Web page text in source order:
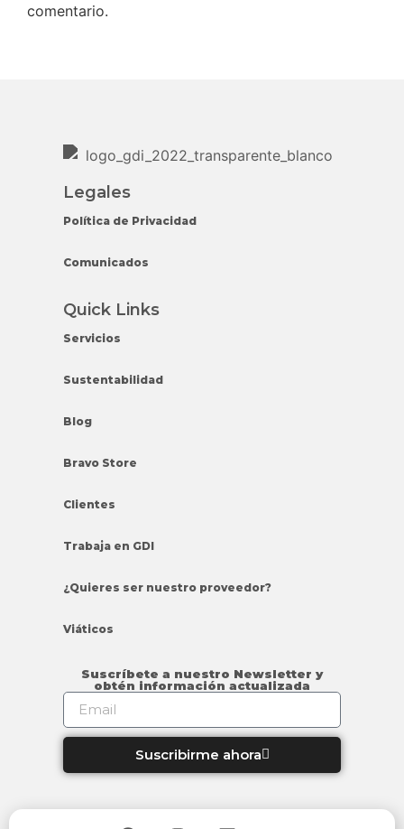
comentario.
Legales
Política de Privacidad
Comunicados
Quick Links
Servicios
Sustentabilidad
Blog
Bravo Store
Clientes
Trabaja en GDI
¿Quieres ser nuestro proveedor?
Viáticos
Suscríbete a nuestro Newsletter y
obtén información actualizada
Suscribirme ahora